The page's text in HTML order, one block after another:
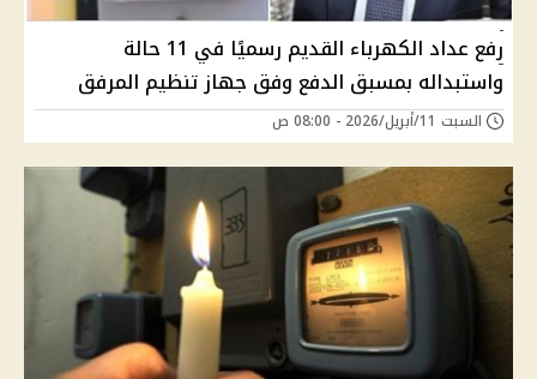
رفع عداد الكهرباء القديم رسميًا في 11 حالة
واستبداله بمسبق الدفع وفق جهاز تنظيم المرفق
السبت 11/أبريل/2026 - 08:00 ص